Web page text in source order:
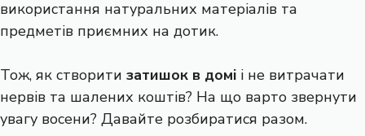
використання натуральних матеріалів та
предметів приємних на дотик.
Тож, як створити затишок в домі і не витрачати
нервів та шалених коштів? На що варто звернути
увагу восени? Давайте розбиратися разом.